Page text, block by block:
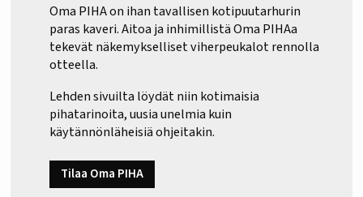
Oma PIHA on ihan tavallisen kotipuutarhurin
paras kaveri. Aitoa ja inhimillistä Oma PIHAa
tekevät näkemykselliset viherpeukalot rennolla
otteella.
Lehden sivuilta löydät niin kotimaisia
pihatarinoita, uusia unelmia kuin
käytännönläheisiä ohjeitakin.
Tilaa Oma PIHA